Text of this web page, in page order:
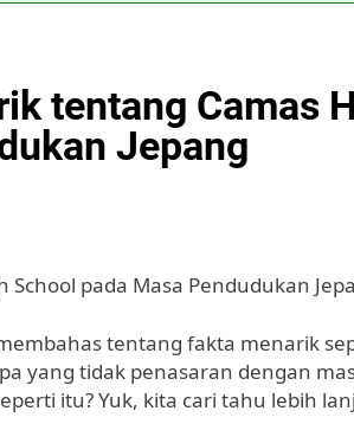
tentang Camas
Jepang
pada Masa Pendudukan
tentang fakta menarik
yang tidak penasaran dengan
itu? Yuk, kita cari tahu lebih